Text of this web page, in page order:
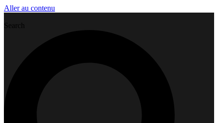
Aller au contenu
Search